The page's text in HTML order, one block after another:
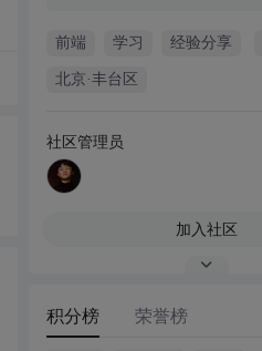
前端 学习 经验分享
北京·丰台区
社区管理员
加入社区
积分榜 荣誉榜